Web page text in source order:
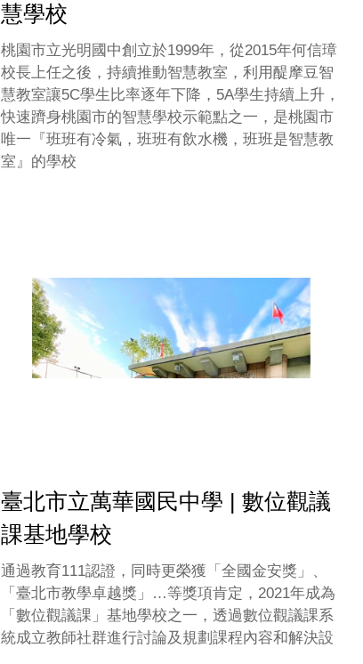
慧學校
桃園市立光明國中創立於1999年，從2015年何信璋
校長上任之後，持續推動智慧教室，利用醍摩豆智
慧教室讓5C學生比率逐年下降，5A學生持續上升，
快速躋身桃園市的智慧學校示範點之一，是桃園市
唯一『班班有冷氣，班班有飲水機，班班是智慧教
室』的學校
臺北市立萬華國民中學 | 數位觀議
課基地學校
通過教育111認證，同時更榮獲「全國金安獎」、
「臺北市教學卓越獎」…等獎項肯定，2021年成為
「數位觀議課」基地學校之一，透過數位觀議課系
統成立教師社群進行討論及規劃課程內容和解決設